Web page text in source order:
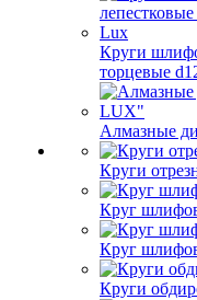
Круги
торцевые
Алмазные
Круги
Круг
Круг
Круги